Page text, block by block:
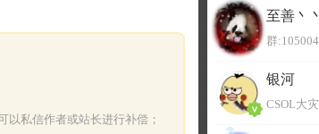
以私信作者或站长进行补偿；
至善丶丶
银河